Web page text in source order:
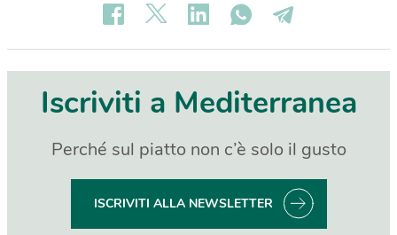
Iscriviti a Mediterranea
Perché sul piatto non c’è solo il gusto
ISCRIVITI ALLA NEWSLETTER